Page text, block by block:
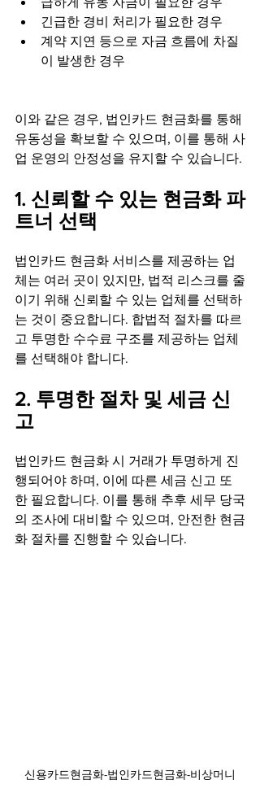
긴급한 경비 처리가 필요한 경우
계약 지연 등으로 자금 흐름에 차질
이 발생한 경우
이와 같은 경우, 법인카드 현금화를 통해
유동성을 확보할 수 있으며, 이를 통해 사
업 운영의 안정성을 유지할 수 있습니다.
1. 신뢰할 수 있는 현금화 파
트너 선택
법인카드 현금화 서비스를 제공하는 업
체는 여러 곳이 있지만, 법적 리스크를 줄
이기 위해 신뢰할 수 있는 업체를 선택하
는 것이 중요합니다. 합법적 절차를 따르
고 투명한 수수료 구조를 제공하는 업체
를 선택해야 합니다.
2. 투명한 절차 및 세금 신
고
법인카드 현금화 시 거래가 투명하게 진
행되어야 하며, 이에 따른 세금 신고 또
한 필요합니다. 이를 통해 추후 세무 당국
의 조사에 대비할 수 있으며, 안전한 현금
화 절차를 진행할 수 있습니다.
신용카드현금화-법인카드현금화-비상머니